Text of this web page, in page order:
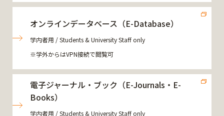
オンラインデータベース（E-Database）
学内者用 / Students & University Staff only
※学外からはVPN接続で閲覧可
電子ジャーナル・ブック（E-Journals・E-
Books）
学内者用 / Students & University Staff only